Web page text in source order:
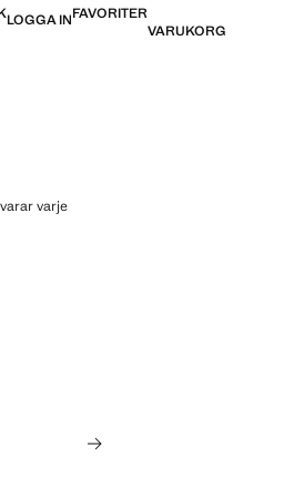
LOGGA INFAVORITER
VARUKORG
varje